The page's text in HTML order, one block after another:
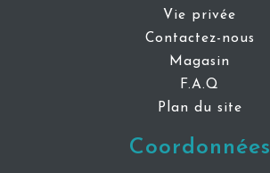
Vie privée
Contactez-nous
Magasin
F.A.Q
Plan du site
Coordonnées